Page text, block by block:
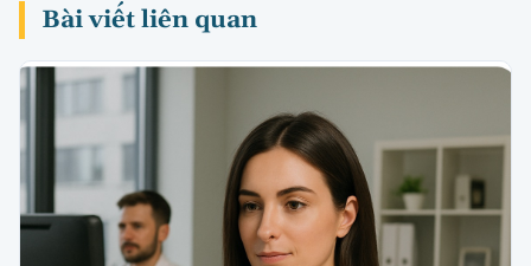
Bài viết liên quan